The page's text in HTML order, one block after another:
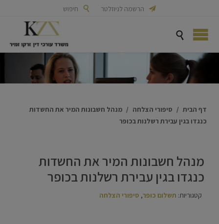
 הרשמה לניוזלטר  חיפוש

דף הבית / סיפורי הצלחה / מנהל חשבונות המיר את החשדות
כנגדו בגין עבירת רשלנות בכופר
מנהל חשבונות המיר את החשדות
כנגדו בגין עבירת רשלנות בכופר
קטגוריות: תשלום כופר, סיפורי הצלחה